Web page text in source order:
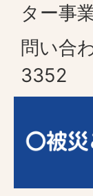
ター事
問い合
3352